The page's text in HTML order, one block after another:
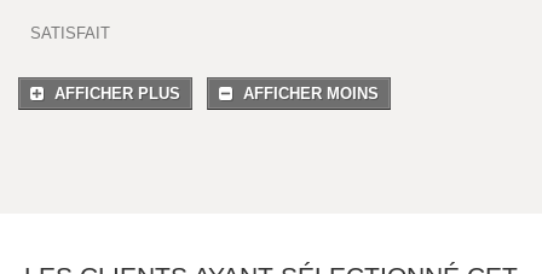
SATISFAIT
AFFICHER PLUS AFFICHER MOINS